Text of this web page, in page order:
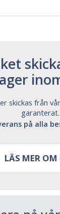
skickas från
garanterat.
på alla
LÄS MER OM